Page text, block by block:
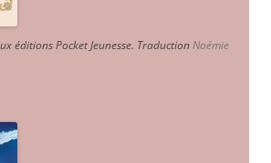
éditions Pocket Jeunesse. TraductionNoémie